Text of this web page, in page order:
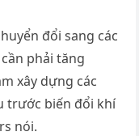
đổi sang các
phải tăng
xây dựng các
trước biến đổi khí
nói.